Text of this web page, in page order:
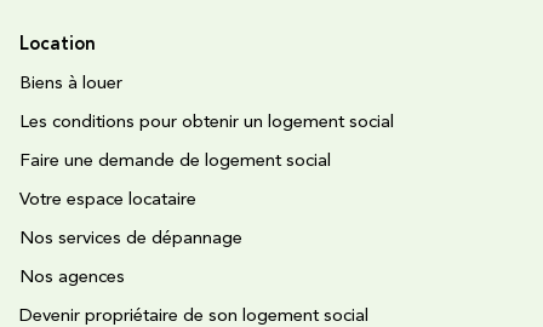
Location
Biens à louer
Les conditions pour obtenir un logement social
Faire une demande de logement social
Votre espace locataire
Nos services de dépannage
Nos agences
Devenir propriétaire de son logement social